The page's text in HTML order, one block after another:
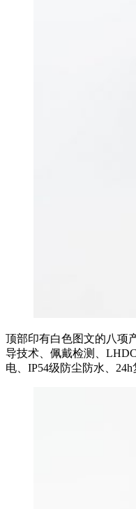
顶部印有白色图文的八项
导技术、佩戴检测、
电、IP54级防尘防水、24h